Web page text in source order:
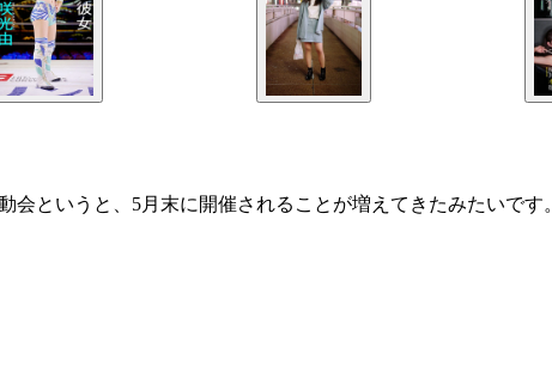
会というと、5月末に開催されることが増えてきたみたいで